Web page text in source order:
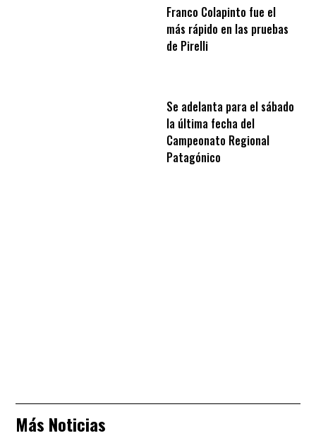
Franco Colapinto fue el
más rápido en las pruebas
de Pirelli
Se adelanta para el sábado
la última fecha del
Campeonato Regional
Patagónico
Más Noticias